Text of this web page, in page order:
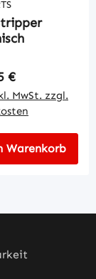
Preis:
€
MwSt. zzgl.
Warenkorb